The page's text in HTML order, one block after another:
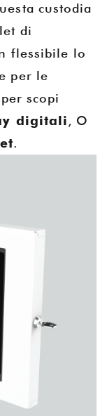
custodia
di
flessibile lo
per le
scopi
digitali, O
.